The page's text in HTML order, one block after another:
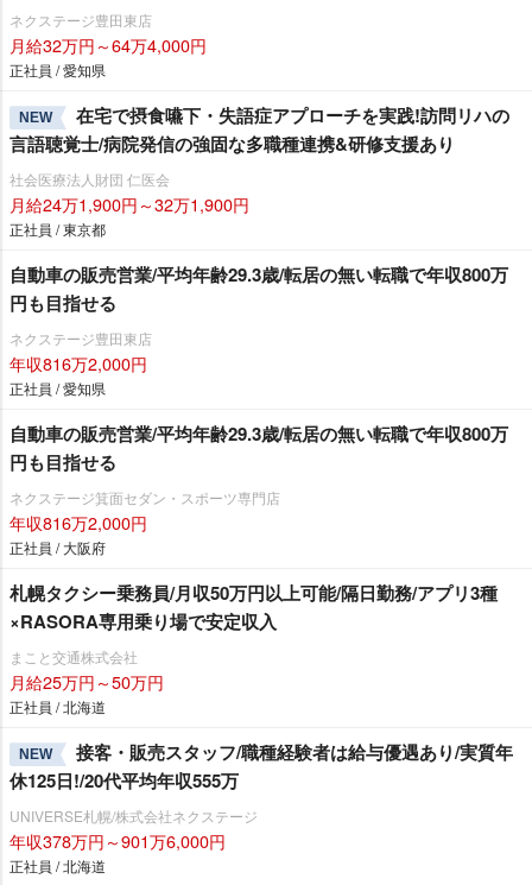
ネクステージ豊田東店
月給32万円～64万4,000円
正社員 / 愛知県
NEW
在宅で摂食嚥下・失語症アプローチを実践!訪問リハの
言語聴覚士/病院発信の強固な多職種連携&研修支援あり
社会医療法人財団 仁医会
月給24万1,900円～32万1,900円
正社員 / 東京都
自動車の販売営業/平均年齢29.3歳/転居の無い転職で年収800万
円も目指せる
ネクステージ豊田東店
年収816万2,000円
正社員 / 愛知県
自動車の販売営業/平均年齢29.3歳/転居の無い転職で年収800万
円も目指せる
ネクステージ箕面セダン・スポーツ専門店
年収816万2,000円
正社員 / 大阪府
札幌タクシー乗務員/月収50万円以上可能/隔日勤務/アプリ3種
×RASORA専用乗り場で安定収入
まこと交通株式会社
月給25万円～50万円
正社員 / 北海道
NEW
接客・販売スタッフ/職種経験者は給与優遇あり/実質年
休125日!/20代平均年収555万
UNIVERSE札幌/株式会社ネクステージ
年収378万円～901万6,000円
正社員 / 北海道